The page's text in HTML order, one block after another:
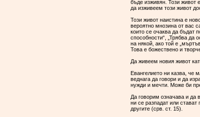
бъде изживян. Този живот
да изживеем този живот
Този живот наистина е
вероятно мнозина от вас
които се очаква да бъдат
способности“, „Трябва да
на някой, ако той е
Това е божествено и
Да живеем новия живот
Евангелието ни казва, че
веднага да говори и да
нужди и мечти. Може би
Да говорим означава и да
ни се разпадат или
другите (срв. ст. 15).